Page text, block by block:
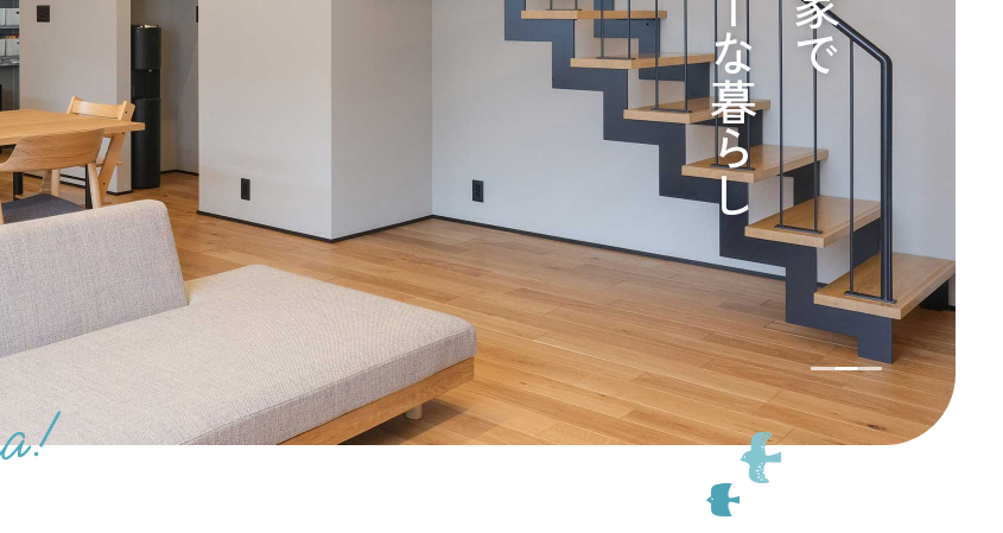
土地をお探しの方
プライバシーポリシー
カスタマーハラスメントポリシー